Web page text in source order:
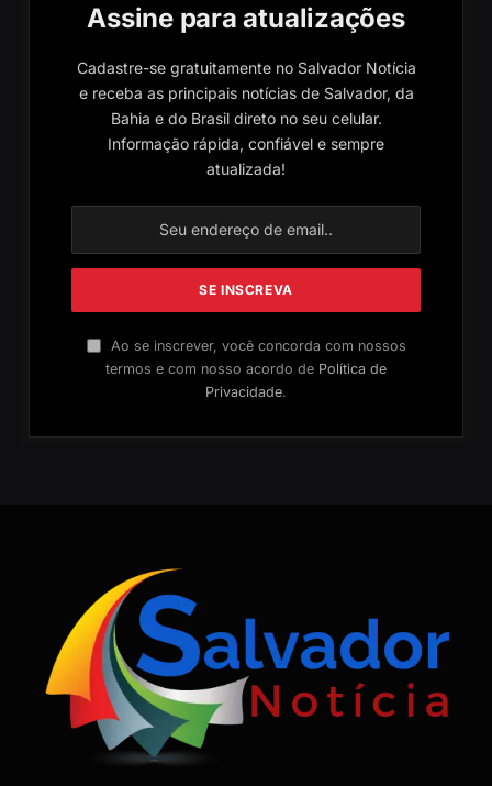
Assine para atualizações
Cadastre-se gratuitamente no Salvador Notícia
e receba as principais notícias de Salvador, da
Bahia e do Brasil direto no seu celular.
Informação rápida, confiável e sempre
atualizada!
Ao se inscrever, você concorda com nossos
termos e com nosso acordo de Política de
Privacidade.